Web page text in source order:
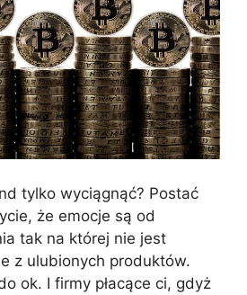
tylko wyciągnąć? Postać
że emocje są od
tak na której nie jest
z ulubionych produktów.
ok. I firmy płacące ci, gdyż